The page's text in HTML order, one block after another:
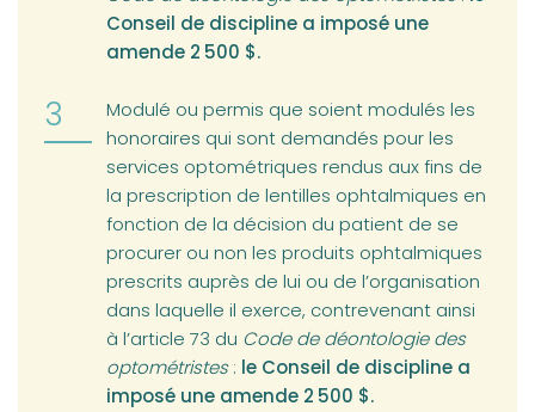
Conseil de discipline a imposé une
amende 2 500 $.
Modulé ou permis que soient modulés les
honoraires qui sont demandés pour les
services optométriques rendus aux fins de
la prescription de lentilles ophtalmiques en
fonction de la décision du patient de se
procurer ou non les produits ophtalmiques
prescrits auprès de lui ou de l’organisation
dans laquelle il exerce, contrevenant ainsi
à l’article 73 du Code de déontologie des
optométristes: le Conseil de discipline a
imposé une amende 2 500 $.